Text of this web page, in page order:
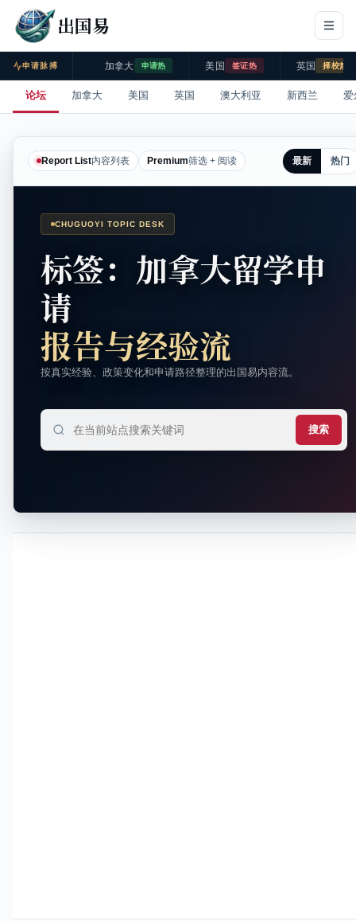
出国易
申请脉搏 加拿大 申请热 美国 签证热 英国 择校热
论坛 加拿大 美国 英国 澳大利亚 新西兰 爱
Report List内容列表 Premium筛选 + 阅读 最新 热门
CHUGUOYI TOPIC DESK
标签：加拿大留学申
请
报告与经验流
按真实经验、政策变化和申请路径整理的出国易内容流。
搜索